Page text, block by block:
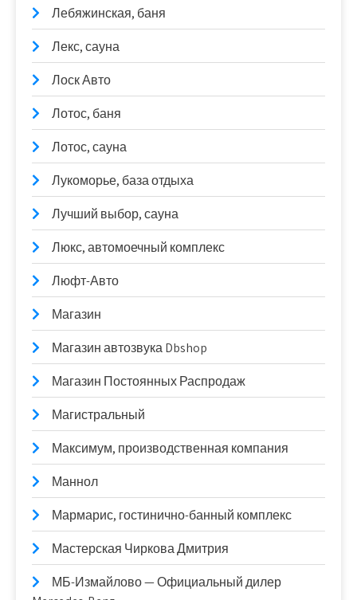
Лебяжинская, баня
Лекс, сауна
Лоск Авто
Лотос, баня
Лотос, сауна
Лукоморье, база отдыха
Лучший выбор, сауна
Люкс, автомоечный комплекс
Люфт-Авто
Магазин
Магазин автозвука Dbshop
Магазин Постоянных Распродаж
Магистральный
Максимум, производственная компания
Маннол
Мармарис, гостинично-банный комплекс
Мастерская Чиркова Дмитрия
МБ-Измайлово — Официальный дилер